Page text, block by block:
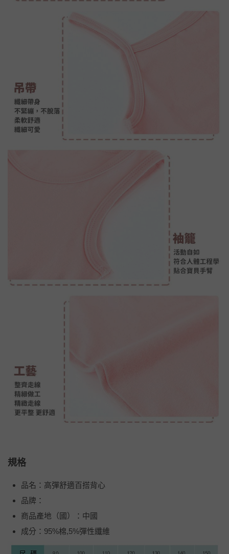
規格
品名：高彈舒適百搭背心
品牌：
商品產地（國）：中國
成分：95%棉,5%彈性纖維